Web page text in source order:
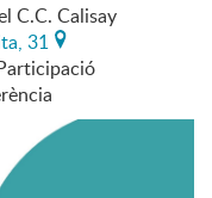
C.C. Calisay
31